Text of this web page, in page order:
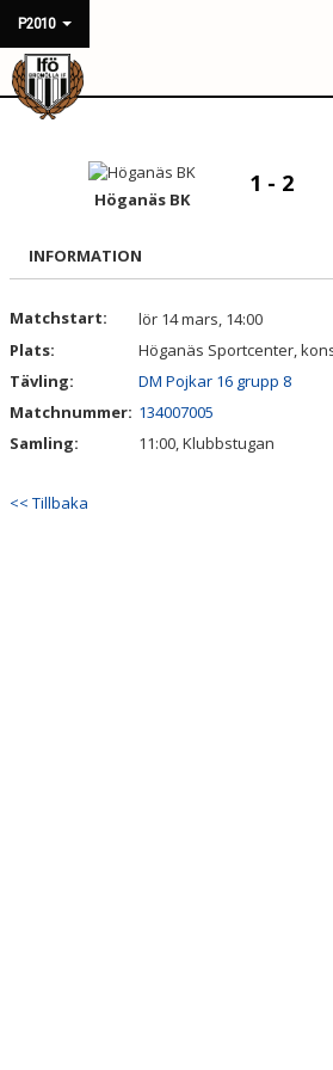
P2010
HEM
MATCHER
TRUPPEN
BILDGALLERI
Höganäs BK
1 - 2
INFORMATION
Matchstart:
lör 14 mars, 14:00
Plats:
Höganäs Sportcenter,
Tävling:
DM Pojkar 16 grupp 8
Matchnummer: 134007005
Samling:
11:00, Klubbstugan
<< Tillbaka